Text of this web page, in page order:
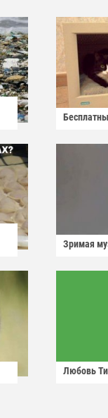
Зримая
Любовь